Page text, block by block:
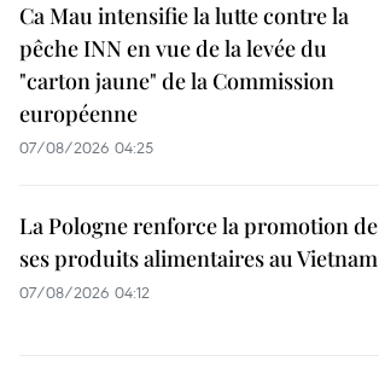
Ca Mau intensifie la lutte contre la
pêche INN en vue de la levée du
"carton jaune" de la Commission
européenne
07/08/2026 04:25
La Pologne renforce la promotion de
ses produits alimentaires au Vietnam
07/08/2026 04:12